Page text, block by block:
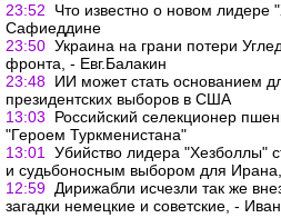
23:52
Что известно о новом
Сафиеддине
23:50 Украина на грани потери
фронта, - Евг.Балакин
23:48 ИИ может стать основанием
президентских выборов в США
13:03
Российский селекционер
"Героем Туркменистана"
13:01
Убийство лидера "Хезболлы"
и судьбоносным выбором для
12:59 Дирижабли исчезли так же
загадки немецкие и советские, -